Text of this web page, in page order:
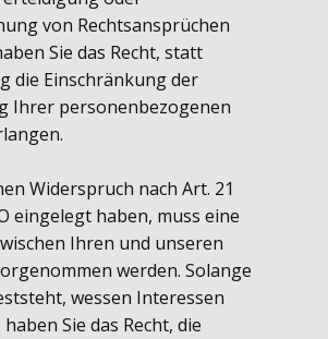
von Rechtsansprüchen
Sie das Recht, statt
die Einschränkung der
Ihrer personenbezogenen
Widerspruch nach Art. 21
eingelegt haben, muss eine
Ihren und unseren
werden. Solange
wessen Interessen
Sie das Recht, die